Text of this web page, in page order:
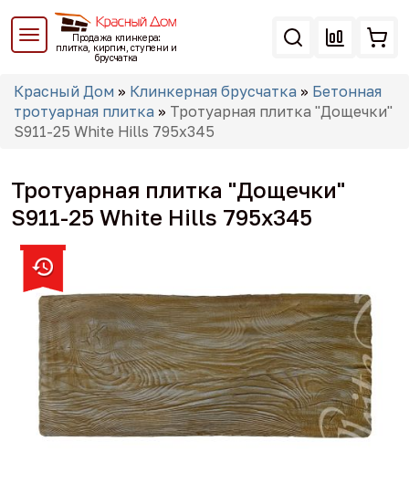
Перейти
основному
Продажа клинкера:
плитка, кирпич, ступени и
брусчатка
Вы
здесь
Красный Дом » Клинкерная брусчатка » Бетонная
тротуарная плитка » Тротуарная плитка "Дощечки"
S911-25 White Hills 795х345
Тротуарная плитка "Дощечки"
S911-25 White Hills 795х345